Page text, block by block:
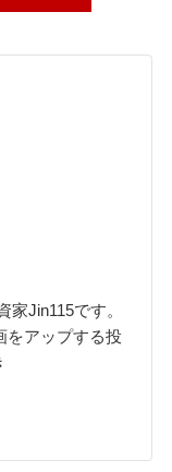
Jin115です。
をアップする投